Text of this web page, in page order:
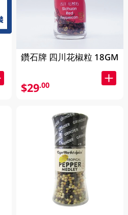
鑽石牌 四川花椒粒 18GM
$29.00